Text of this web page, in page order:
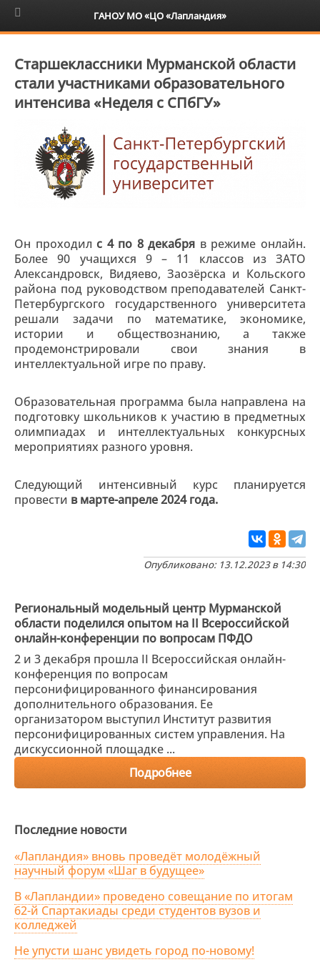
6+
Старшеклассники Мурманской области
стали участниками образовательного
интенсива «Неделя с СПбГУ»
Он проходил с 4 по 8 декабря в режиме онлайн.
Более 90 учащихся 9 – 11 классов из ЗАТО
Александровск, Видяево, Заозёрска и Кольского
района под руководством преподавателей Санкт-
Петербургского государственного университета
решали задачи по математике, экономике,
истории и обществознанию, а также
продемонстрировали свои знания в
интеллектуальной игре по праву.
Образовательная программа была направлена на
подготовку школьников к участию в предметных
олимпиадах и интеллектуальных конкурсных
мероприятиях разного уровня.
Следующий интенсивный курс планируется
провести в марте-апреле 2024 года.
Опубликовано: 13.12.2023 в 14:30
Региональный модельный центр Мурманской
области поделился опытом на II Всероссийской
онлайн-конференции по вопросам ПФДО
2 и 3 декабря прошла II Всероссийская онлайн-
конференция по вопросам
персонифицированного финансирования
дополнительного образования. Ее
организатором выступил Институт развития
персонифицированных систем управления. На
дискуссионной площадке ...
Подробнее
Последние новости
«Лапландия» вновь проведёт молодёжный
научный форум «Шаг в будущее»
В «Лапландии» проведено совещание по итогам
62-й Спартакиады среди студентов вузов и
колледжей
Не упусти шанс увидеть город по-новому!
ГАНОУ МО «ЦО «Лапландия»